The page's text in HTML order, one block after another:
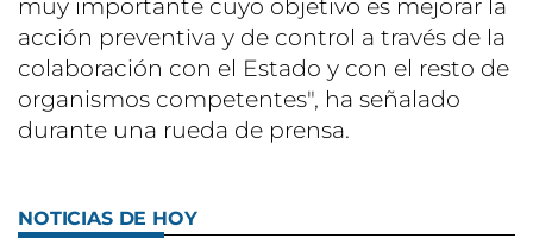
muy importante cuyo objetivo es mejorar la
acción preventiva y de control a través de la
colaboración con el Estado y con el resto de
organismos competentes", ha señalado
durante una rueda de prensa.
NOTICIAS DE HOY